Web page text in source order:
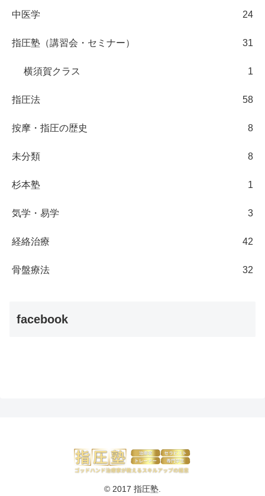
中医学 24
指圧塾（講習会・セミナー） 31
横須賀クラス 1
指圧法 58
按摩・指圧の歴史 8
未分類 8
杉本塾 1
気学・易学 3
経絡治療 42
骨盤療法 32
facebook
© 2017 指圧塾.